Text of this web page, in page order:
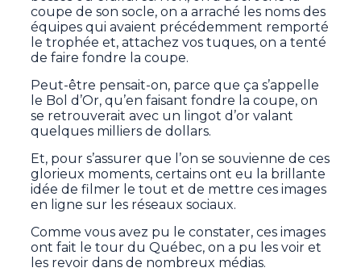
coupe de son socle, on a arraché les noms des
équipes qui avaient précédemment remporté
le trophée et, attachez vos tuques, on a tenté
de faire fondre la coupe.
Peut-être pensait-on, parce que ça s’appelle
le Bol d’Or, qu’en faisant fondre la coupe, on
se retrouverait avec un lingot d’or valant
quelques milliers de dollars.
Et, pour s’assurer que l’on se souvienne de ces
glorieux moments, certains ont eu la brillante
idée de filmer le tout et de mettre ces images
en ligne sur les réseaux sociaux.
Comme vous avez pu le constater, ces images
ont fait le tour du Québec, on a pu les voir et
les revoir dans de nombreux médias.